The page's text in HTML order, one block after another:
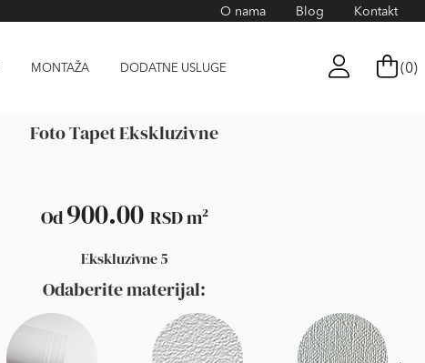
O nama Blog Kontakt
MONTAŽA DODATNE USLUGE (0)
Foto Tapet Ekskluzivne
Od900.00 RSDm²
Ekskluzivne 5
Odaberite materijal: